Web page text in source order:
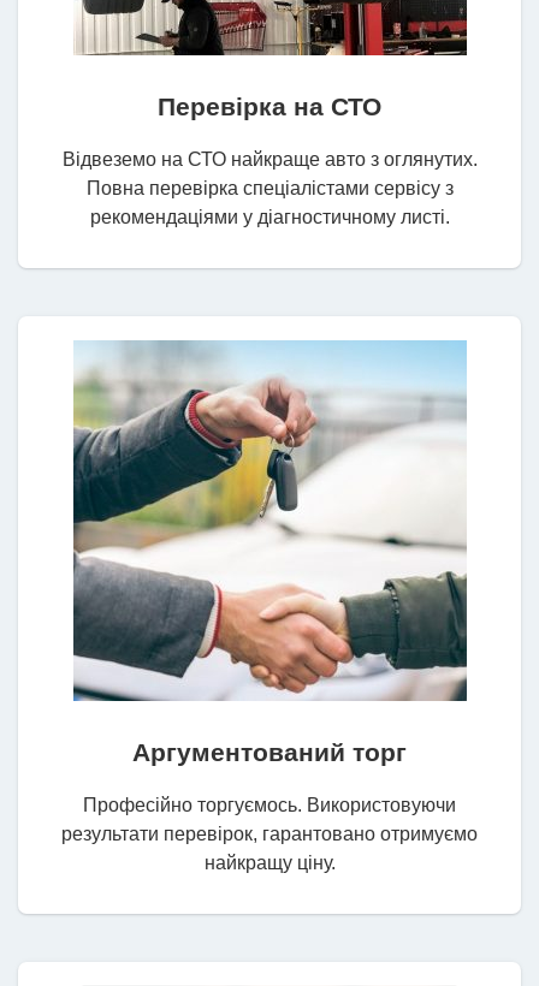
Перевірка на СТО
Відвеземо на СТО найкраще авто з оглянутих.
Повна перевірка спеціалістами сервісу з
рекомендаціями у діагностичному листі.
Аргументований торг
Професійно торгуємось. Використовуючи
результати перевірок, гарантовано отримуємо
найкращу ціну.